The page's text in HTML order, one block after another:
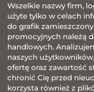
Wszelkie nazwy firm,
użyte tylko w celach
do grafik
promocyjnych należą
handlowych.
naszych
ofertę oraz zawartość
chronić Cię przed
korzysta również z